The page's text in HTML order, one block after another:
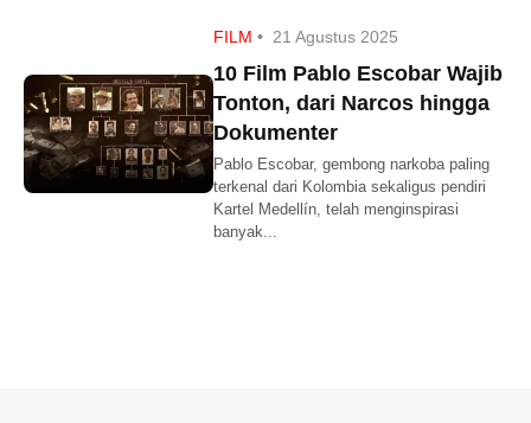
FILM • 21 Agustus 2025
10 Film Pablo Escobar Wajib
Tonton, dari Narcos hingga
Dokumenter
Pablo Escobar, gembong narkoba paling
terkenal dari Kolombia sekaligus pendiri
Kartel Medellín, telah menginspirasi
banyak...